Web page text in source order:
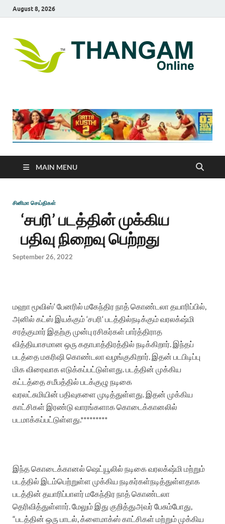
August 8, 2026
MAIN MENU
சினிமா செய்திகள்
‘சபரி’ படத்தின் முக்கிய
பதிவு நிறைவு பெற்றது
September 26, 2022
மஹாமூவிஸ்‘பேனரில் மகேந்திரநாத்கொண்டலாதயாரிப்பில்
அனில் கட்ஸ் இயக்கும்‘சபரி‘படத்தில்நடிக்கும்வரலக்‌ஷ்மி
சரத்குமார் இதற்கு முன்பு ரசிகர்கள் பார்த்திராத
வித்தியாசமான ஒரு கதாபாத்திரத்தில் நடிக்கிறார் இந்தப்
படத்தைமகரிஷி கொண்டலாவழங்குகிறார் இதன் படபிடிப்பு
மிகவிரைவாகஎடுக்கப்பட்டுள்ளது படத்தின் முக்கிய
கட்டத்தைசமீபத்தில் படக்குழு நடிகை
வரலட்சுமியின் பதிவுகளை முடித்துள்ளது இதன் முக்கிய
காட்சிகள் இரண்டு வாரங்களாககொடைக்கானலில்
படமாக்கப்பட்டுள்ளது.*********
இந்தகொடைக்கானல் ஷெட்யூலில் நடிகைவரலக்‌ஷ்மி மற்றும்
படத்தில் இடம்பெற்றுள்ள முக்கிய நடிகர்கள்நடித்துள்ளதாக
படத்தின் தயாரிப்பாளர்மகேந்திரநாத்கொண்டலா
தெரிவித்துள்ளார் மேலும் இது குறித்துஅவர்பேசும்போது
“படத்தின் ஒரு பாடல் க்ளைமாக்ஸ்காட்சிகள் மற்றும்முக்கிய